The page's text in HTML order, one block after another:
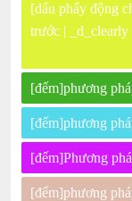
[dấu phẩy động
trước | _d_clearly
[đếm]phương
[đếm]phương
[đếm]Phương
[đếm]phương